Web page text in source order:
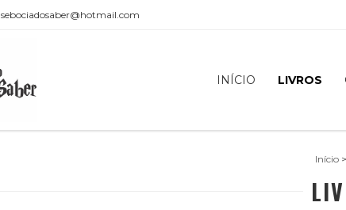
sebociadosaber@hotmail.com
INÍCIO LIVROS
Início >